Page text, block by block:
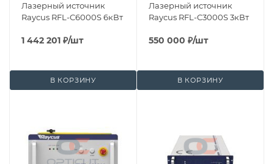
Лазерный источник
Raycus RFL-C6000S 6кВт
1 442 201 ₽/шт
В КОРЗИНУ
Лазерный источник
Raycus RFL-C3000S 3кВт
550 000 ₽/шт
В КОРЗИНУ